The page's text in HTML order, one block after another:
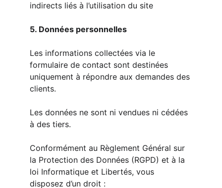
indirects liés à l’utilisation du site
5. Données personnelles
Les informations collectées via le
formulaire de contact sont destinées
uniquement à répondre aux demandes des
clients.
Les données ne sont ni vendues ni cédées
à des tiers.
Conformément au Règlement Général sur
la Protection des Données (RGPD) et à la
loi Informatique et Libertés, vous
disposez d’un droit :